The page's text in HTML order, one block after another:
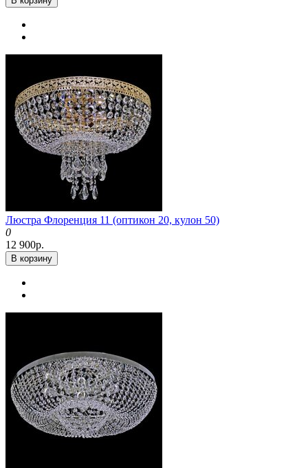
Люстра Флоренция 11 (оптикон 20, кулон 50)
0
12 900р.
В корзину